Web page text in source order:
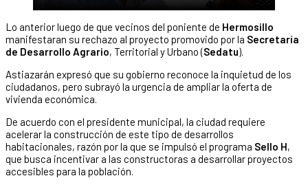
Lo anterior luego de que vecinos del poniente de Hermosillo
manifestaran su rechazo al proyecto promovido por la Secretaría
de Desarrollo Agrario, Territorial y Urbano (Sedatu).
Astiazarán expresó que su gobierno reconoce la inquietud de los
ciudadanos, pero subrayó la urgencia de ampliar la oferta de
vivienda económica.
De acuerdo con el presidente municipal, la ciudad requiere
acelerar la construcción de este tipo de desarrollos
habitacionales, razón por la que se impulsó el programa Sello H,
que busca incentivar a las constructoras a desarrollar proyectos
accesibles para la población.